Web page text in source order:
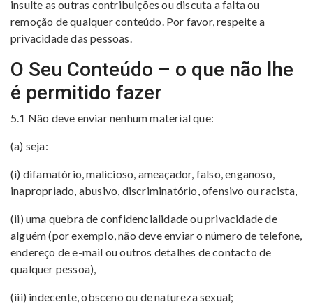
insulte as outras contribuições ou discuta a falta ou
remoção de qualquer conteúdo. Por favor, respeite a
privacidade das pessoas.
O Seu Conteúdo – o que não lhe
é permitido fazer
5.1 Não deve enviar nenhum material que:
(a) seja:
(i) difamatório, malicioso, ameaçador, falso, enganoso,
inapropriado, abusivo, discriminatório, ofensivo ou racista,
(ii) uma quebra de confidencialidade ou privacidade de
alguém (por exemplo, não deve enviar o número de telefone,
endereço de e-mail ou outros detalhes de contacto de
qualquer pessoa),
(iii) indecente, obsceno ou de natureza sexual;